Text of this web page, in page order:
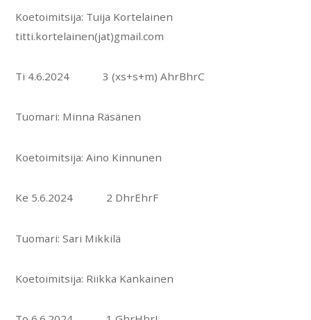
Koetoimitsija: Tuija Kortelainen
titti.kortelainen(jat)gmail.com
Ti 4.6.2024 3 (xs+s+m) AhrBhrC
Tuomari: Minna Räsänen
Koetoimitsija: Aino Kinnunen
Ke 5.6.2024 2 DhrEhrF
Tuomari: Sari Mikkilä
Koetoimitsija: Riikka Kankainen